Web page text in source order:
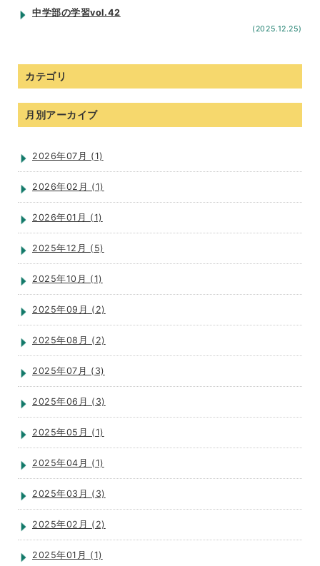
中学部の学習vol.42
(2025.12.25)
カテゴリ
月別アーカイブ
2026年07月 (1)
2026年02月 (1)
2026年01月 (1)
2025年12月 (5)
2025年10月 (1)
2025年09月 (2)
2025年08月 (2)
2025年07月 (3)
2025年06月 (3)
2025年05月 (1)
2025年04月 (1)
2025年03月 (3)
2025年02月 (2)
2025年01月 (1)